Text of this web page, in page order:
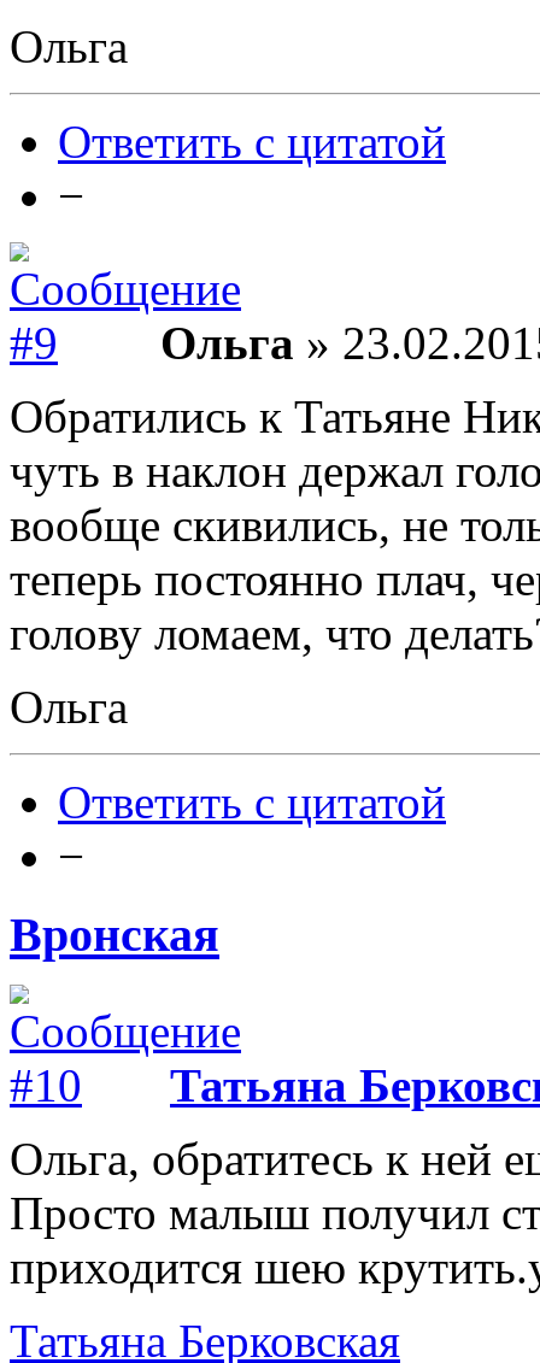
Ольга
Ответить с цитатой
−
Ольга »
Обратились к Татьяне
чуть в наклон держал
вообще скивились, не
теперь постоянно плач,
голову ломаем, что
Ольга
Ответить с цитатой
−
Вронская
Татьяна
Ольга, обратитесь к ней
Просто малыш получил
приходится шею
Татьяна Берковская